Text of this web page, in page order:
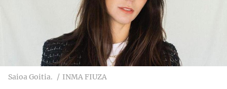
Saioa Goitia. INMA FIUZA